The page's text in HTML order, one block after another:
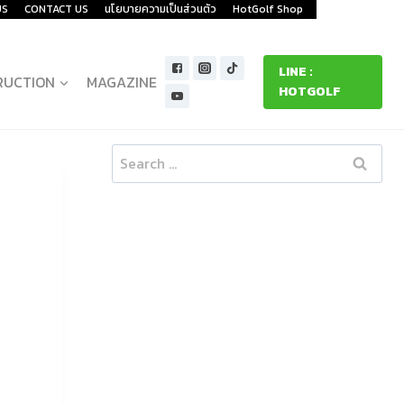
CONTACT US นโยบายความเป็นส่วนตัว HotGolf Shop
MAGAZINE
LINE :
HOTGOLF
Search
for: